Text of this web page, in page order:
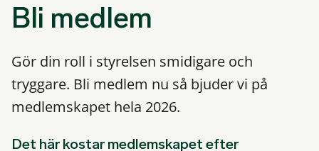
Bli medlem
Gör din roll i styrelsen smidigare och
tryggare. Bli medlem nu så bjuder vi på
medlemskapet hela 2026.
Det här kostar medlemskapet efter